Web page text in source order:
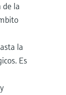
la
la
Es